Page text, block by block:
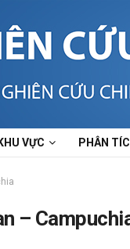
KHU VỰC PHÂN
–